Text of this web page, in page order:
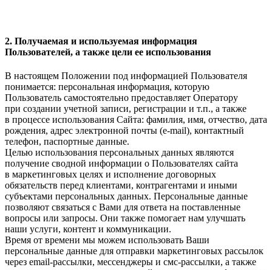
2. Получаемая и используемая информация
Пользователей, а также цели ее использования
В настоящем Положении под информацией Пользователя
понимается: персональная информация, которую
Пользователь самостоятельно предоставляет Оператору
при создании учетной записи, регистрации и т.п., а также
в процессе использования Сайта: фамилия, имя, отчество, дата
рождения, адрес электронной почты (e-mail), контактный
телефон, паспортные данные.
Целью использования персональных данных являются
получение сводной информации о Пользователях сайта
в маркетинговых целях и исполнение договорных
обязательств перед клиентами, контрагентами и иными
субъектами персональных данных. Персональные данные
позволяют связаться с Вами для ответа на поставленные
вопросы или запросы. Они также помогает нам улучшать
наши услуги, контент и коммуникации.
Время от времени мы можем использовать Ваши
персональные данные для отправки маркетинговых рассылок
через email-рассылки, мессенджеры и смс-рассылки, а также